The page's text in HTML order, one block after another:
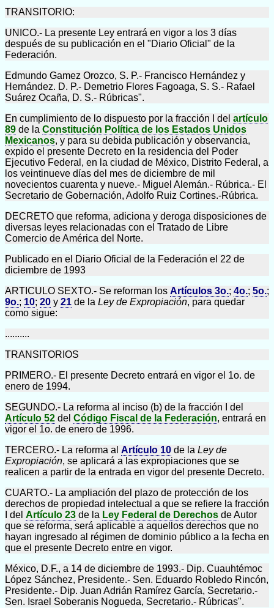
TRANSITORIO:
UNICO.- La presente Ley entrará en vigor a los 3 días
después de su publicación en el "Diario Oficial" de la
Federación.
Edmundo Gamez Orozco, S. P.- Francisco Hernández y
Hernández. D. P.- Demetrio Flores Fagoaga, S. S.- Rafael
Suárez Ocaña, D. S.- Rúbricas".
En cumplimiento de lo dispuesto por la fracción I del artículo
89 de la Constitución Política de los Estados Unidos
Mexicanos, y para su debida publicación y observancia,
expido el presente Decreto en la residencia del Poder
Ejecutivo Federal, en la ciudad de México, Distrito Federal, a
los veintinueve días del mes de diciembre de mil
novecientos cuarenta y nueve.- Miguel Alemán.- Rúbrica.- El
Secretario de Gobernación, Adolfo Ruiz Cortines.-Rúbrica.
DECRETO que reforma, adiciona y deroga disposiciones de
diversas leyes relacionadas con el Tratado de Libre
Comercio de América del Norte.
Publicado en el Diario Oficial de la Federación el 22 de
diciembre de 1993
ARTICULO SEXTO.- Se reforman los Artículos 3o.; 4o.; 5o.;
9o.; 10; 20 y 21 de la Ley de Expropiación, para quedar
como sigue:
..........
TRANSITORIOS
PRIMERO.- El presente Decreto entrará en vigor el 1o. de
enero de 1994.
SEGUNDO.- La reforma al inciso (b) de la fracción I del
Artículo 52 del Código Fiscal de la Federación, entrará en
vigor el 1o. de enero de 1996.
TERCERO.- La reforma al Artículo 10 de la Ley de
Expropiación, se aplicará a las expropiaciones que se
realicen a partir de la entrada en vigor del presente Decreto.
CUARTO.- La ampliación del plazo de protección de los
derechos de propiedad intelectual a que se refiere la fracción
I del Artículo 23 de la Ley Federal de Derechos de Autor
que se reforma, será aplicable a aquellos derechos que no
hayan ingresado al régimen de dominio público a la fecha en
que el presente Decreto entre en vigor.
México, D.F., a 14 de diciembre de 1993.- Dip. Cuauhtémoc
López Sánchez, Presidente.- Sen. Eduardo Robledo Rincón,
Presidente.- Dip. Juan Adrián Ramírez García, Secretario.-
Sen. Israel Soberanis Nogueda, Secretario.- Rúbricas".